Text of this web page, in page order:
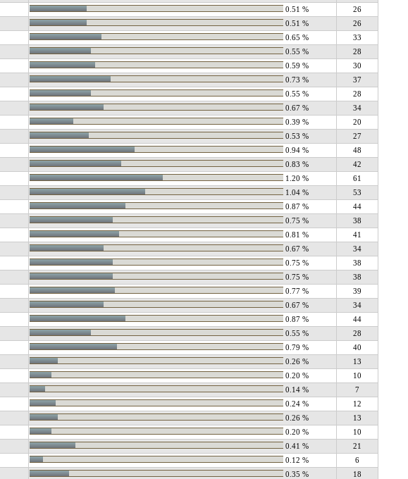
0.51 %
26
0.51 %
26
0.65 %
33
0.55 %
28
0.59 %
30
0.73 %
37
0.55 %
28
0.67 %
34
0.39 %
20
0.53 %
27
0.94 %
48
0.83 %
42
1.20 %
61
1.04 %
53
0.87 %
44
0.75 %
38
0.81 %
41
0.67 %
34
0.75 %
38
0.75 %
38
0.77 %
39
0.67 %
34
0.87 %
44
0.55 %
28
0.79 %
40
0.26 %
13
0.20 %
10
0.14 %
7
0.24 %
12
0.26 %
13
0.20 %
10
0.41 %
21
0.12 %
6
0.35 %
18